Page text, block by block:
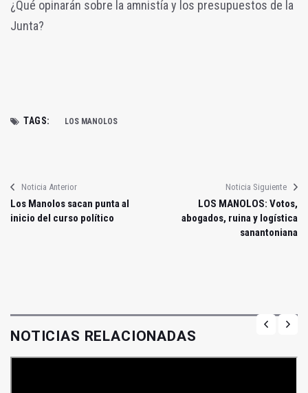
¿Qué opinarán sobre la amnistía y los presupuestos de la
Junta?
TAGS: LOS MANOLOS
Noticia Anterior
Los Manolos sacan punta al
inicio del curso político
Noticia Siguiente
LOS MANOLOS: Votos,
abogados, ruina y logística
sanantoniana
NOTICIAS RELACIONADAS